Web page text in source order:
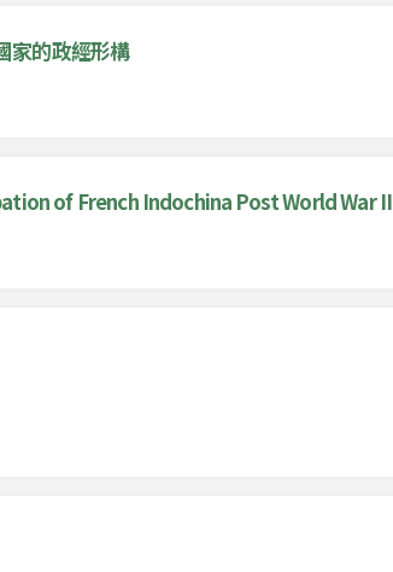
家的政經形構
of French Indochina Post World War II